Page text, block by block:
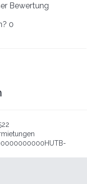
Bewertung
0